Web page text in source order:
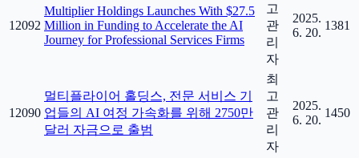
12092
Multiplier Holdings Launches With $27.5
Million in Funding to Accelerate the AI
Journey for Professional Services Firms
고
관
리
자
2025.
6. 20.
1381
12090
멀티플라이어 홀딩스, 전문 서비스 기
업들의 AI 여정 가속화를 위해 2750만
달러 자금으로 출범
최
고
관
리
자
2025.
6. 20.
1450